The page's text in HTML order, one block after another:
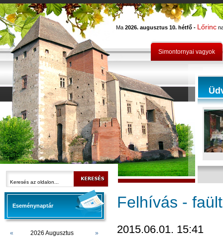
Ma 2026. augusztus 10. hétfő - Lőrinc
Simontornyai vagyok
Eseménynaptár
« 2026 Augusztus »
Felhívás -
2015.06.01. 15:41